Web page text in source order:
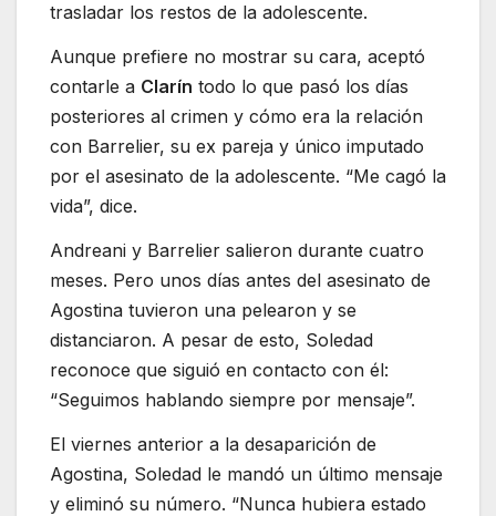
trasladar los restos de la adolescente.
Aunque prefiere no mostrar su cara, aceptó
contarle a Clarín todo lo que pasó los días
posteriores al crimen y cómo era la relación
con Barrelier, su ex pareja y único imputado
por el asesinato de la adolescente. “Me cagó la
vida”, dice.
Andreani y Barrelier salieron durante cuatro
meses. Pero unos días antes del asesinato de
Agostina tuvieron una pelearon y se
distanciaron. A pesar de esto, Soledad
reconoce que siguió en contacto con él:
“Seguimos hablando siempre por mensaje”.
El viernes anterior a la desaparición de
Agostina, Soledad le mandó un último mensaje
y eliminó su número. “Nunca hubiera estado